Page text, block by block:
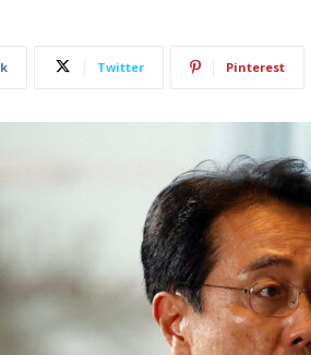
Twitter Pinterest